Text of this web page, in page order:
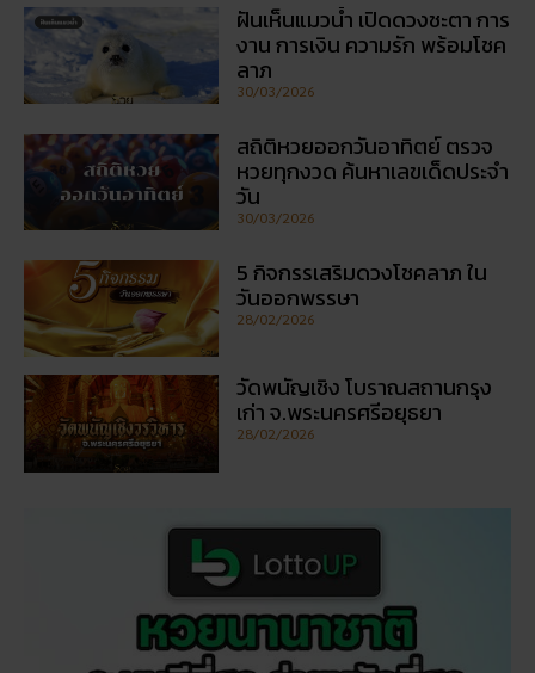
สถิติหวยออกวันอาทิตย์ ตรวจ
หวยทุกงวด ค้นหาเลขเด็ดประจำ
วัน
30/03/2026
5 กิจกรรเสริมดวงโชคลาภ ใน
วันออกพรรษา
28/02/2026
วัดพนัญเชิง โบราณสถานกรุง
เก่า จ.พระนครศรีอยุธยา
28/02/2026